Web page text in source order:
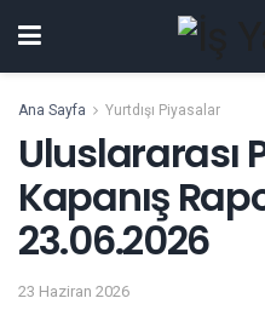
Ana Sayfa Yurtdışı Piyasalar
Uluslararası
Kapanış
23.06.2026
23 Haziran 2026